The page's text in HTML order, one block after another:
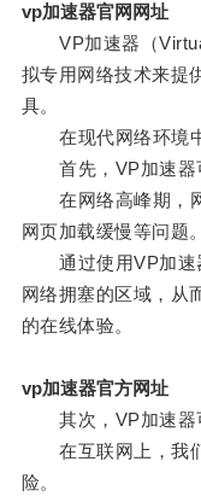
vp加速器官网网址
VP加速器（
拟专用网络技术来提
具。
在现代网络环境中
首先，VP加速器
在网络高峰期，网
网页加载缓慢等问题。
通过使用VP加速
网络拥塞的区域，从
的在线体验。
vp加速器官方网址
其次，VP加速器
在互联网上，我们
险。